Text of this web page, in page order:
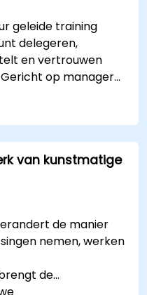
geleide training
delegeren,
en vertrouwen
op managers
praktische
rond
om
van kunstmatige
de manier
nemen, werken
de